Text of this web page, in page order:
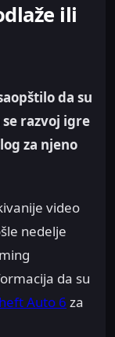
ili
da su
razvoj igre
za njeno
video
nedelje
da su
Auto 6 za